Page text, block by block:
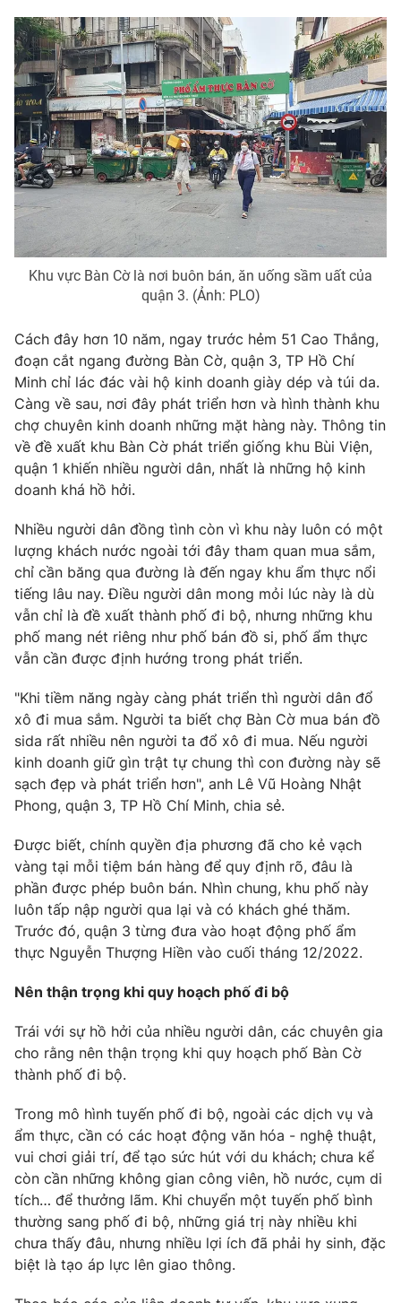
Tư vấn
Chuyên mục khác
Emagazine Podcast
Photo Infographic
Video Shorts video
VTV Money VTV Thể thao
VTV Sức khoẻ Bất động sản
Thị trường 24h Tấm lòng Việt
VTV4 Vươn mình bằng AI
VTV9 VTV8
Liên hệ tòa soạn
THỜI BÁO VTV
Theo dõi báo trên
Cơ quan chủ quản:
Đài Truyền hình Việt Nam
Cơ quan báo chí:
Thời báo VTV
Giấy phép hoạt động báo in và báo điện tử số 483/GP-BTTTT
cấp ngày 29/12/2023
Tổng Biên tập:Vũ Thanh Thủy
Phó Tổng Biên tập: Nguyễn Thị Mỹ Hạnh, Phạm Quốc Thắng,
Tổng đài VTV:024.38 355 931 - 024.38 355 932
Ðiện thoại Thời báo VTV:
024.66 897 897
Email: toasoan@vtv.vn
Liên hệ quảng cáo: 024-7300.7108
® Cấm sao chép dưới mọi hình thức nếu không có sự chấp
thuận bằng văn bản. Ghi rõ nguồn VTV.vn khi phát hành lại
thông tin từ website này.
Khu vực Bàn Cờ là nơi buôn bán, ăn uống sầm uất của
quận 3. (Ảnh: PLO)
Cách đây hơn 10 năm, ngay trước hẻm 51 Cao Thắng,
đoạn cắt ngang đường Bàn Cờ, quận 3, TP Hồ Chí
Minh chỉ lác đác vài hộ kinh doanh giày dép và túi da.
Càng về sau, nơi đây phát triển hơn và hình thành khu
chợ chuyên kinh doanh những mặt hàng này. Thông tin
về đề xuất khu Bàn Cờ phát triển giống khu Bùi Viện,
quận 1 khiến nhiều người dân, nhất là những hộ kinh
doanh khá hồ hởi.
Nhiều người dân đồng tình còn vì khu này luôn có một
lượng khách nước ngoài tới đây tham quan mua sắm,
chỉ cần băng qua đường là đến ngay khu ẩm thực nổi
tiếng lâu nay. Điều người dân mong mỏi lúc này là dù
vẫn chỉ là đề xuất thành phố đi bộ, nhưng những khu
phố mang nét riêng như phố bán đồ si, phố ẩm thực
vẫn cần được định hướng trong phát triển.
"Khi tiềm năng ngày càng phát triển thì người dân đổ
xô đi mua sắm. Người ta biết chợ Bàn Cờ mua bán đồ
sida rất nhiều nên người ta đổ xô đi mua. Nếu người
kinh doanh giữ gìn trật tự chung thì con đường này sẽ
sạch đẹp và phát triển hơn", anh Lê Vũ Hoàng Nhật
Phong, quận 3, TP Hồ Chí Minh, chia sẻ.
Được biết, chính quyền địa phương đã cho kẻ vạch
vàng tại mỗi tiệm bán hàng để quy định rõ, đâu là
phần được phép buôn bán. Nhìn chung, khu phố này
luôn tấp nập người qua lại và có khách ghé thăm.
Trước đó, quận 3 từng đưa vào hoạt động phố ẩm
thực Nguyễn Thượng Hiền vào cuối tháng 12/2022.
Nên thận trọng khi quy hoạch phố đi bộ
Trái với sự hồ hởi của nhiều người dân, các chuyên gia
cho rằng nên thận trọng khi quy hoạch phố Bàn Cờ
thành phố đi bộ.
Trong mô hình tuyến phố đi bộ, ngoài các dịch vụ và
ẩm thực, cần có các hoạt động văn hóa - nghệ thuật,
vui chơi giải trí, để tạo sức hút với du khách; chưa kể
còn cần những không gian công viên, hồ nước, cụm di
tích… để thưởng lãm. Khi chuyển một tuyến phố bình
thường sang phố đi bộ, những giá trị này nhiều khi
chưa thấy đâu, nhưng nhiều lợi ích đã phải hy sinh, đặc
biệt là tạo áp lực lên giao thông.